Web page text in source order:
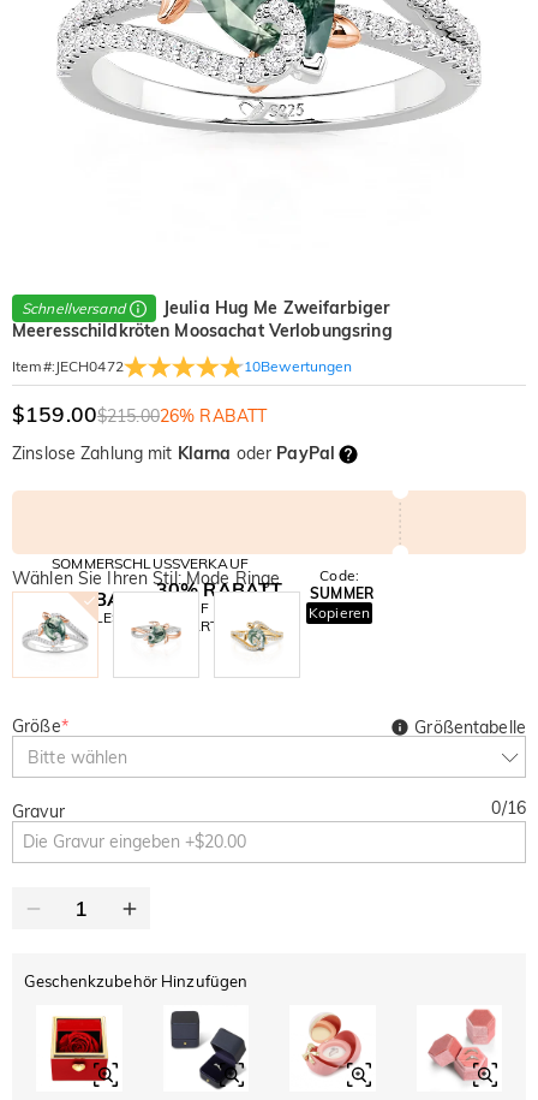
Schnellversand
Jeulia Hug Me Zweifarbiger
Meeresschildkröten Moosachat Verlobungsring
Item#: JECH0472 10Bewertungen
$159.00$215.0026% RABATT
Zinslose Zahlung mit Klarna oder PayPal
SOMMERSCHLUSSVERKAUF
10% RABATT
AUF ALLES
30% RABATT
AUF DEN 2.
ARTIKEL
Code:
SUMMER
Kopieren
Wählen Sie Ihren Stil: Mode Ringe
Größe*
Bitte wählen
Größentabelle
Gravur 0/16
Geschenkzubehör Hinzufügen